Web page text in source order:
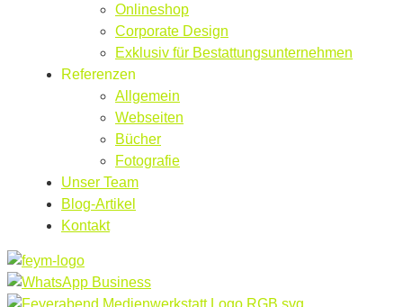
Onlineshop
Corporate Design
Exklusiv für Bestattungsunternehmen
Referenzen
Allgemein
Webseiten
Bücher
Fotografie
Unser Team
Blog-Artikel
Kontakt